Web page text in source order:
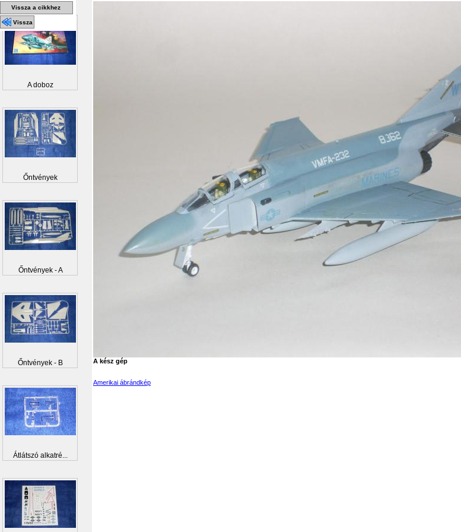
A kész gép
Amerikai ábrándkép
Vissza a cikkhez
Vissza
A doboz
Őntvények
Őntvények - A
Őntvények - B
Átlátszó alkatré...